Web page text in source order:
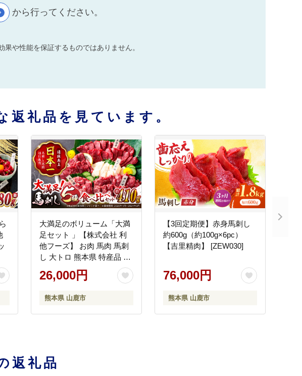
から行ってください。
や性能を保証するものではありません。
返礼品を見ています。
大満足のボリューム「大満
足セット 」【株式会社 利
他フーズ】 お肉 馬肉 馬刺
し 大トロ 熊本県 特産品 上
赤身馬刺し [ZBK006]
26,000円
熊本県 山鹿市
【3回定期便】赤身馬刺し
約600g（約100g×6pc）
【吉里精肉】 [ZEW030]
76,000円
熊本県 山鹿市
返礼品